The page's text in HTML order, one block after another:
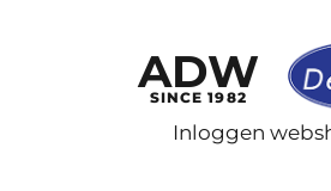
ADW
SINCE 1982
Inloggen